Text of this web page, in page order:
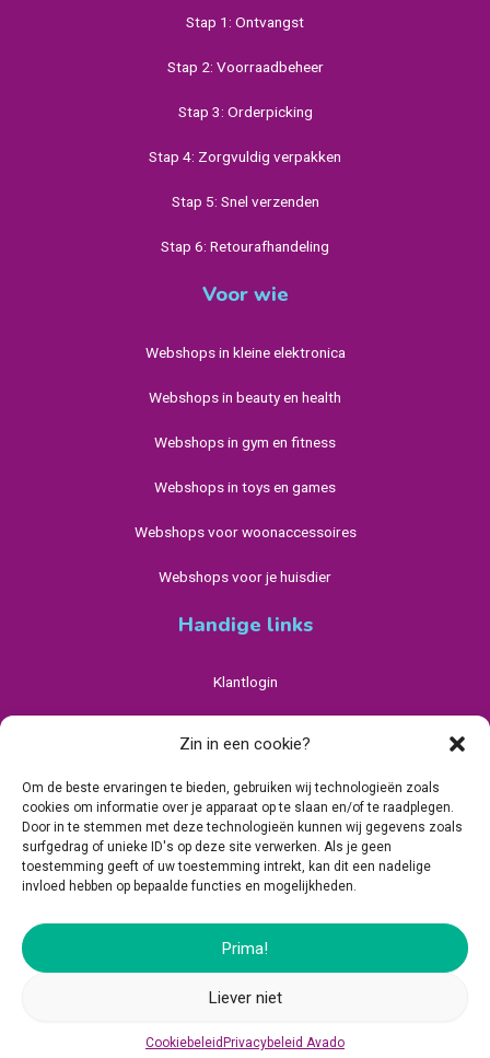
Zin in een cookie?
Om de beste ervaringen te bieden, gebruiken wij technologieën zoals
cookies om informatie over je apparaat op te slaan en/of te raadplegen.
Door in te stemmen met deze technologieën kunnen wij gegevens zoals
surfgedrag of unieke ID's op deze site verwerken. Als je geen
toestemming geeft of uw toestemming intrekt, kan dit een nadelige
invloed hebben op bepaalde functies en mogelijkheden.
Prima!
Liever niet
Cookiebeleid Privacybeleid Avado
Stap 1: Ontvangst
Stap 2: Voorraadbeheer
Stap 3: Orderpicking
Stap 4: Zorgvuldig verpakken
Stap 5: Snel verzenden
Stap 6: Retourafhandeling
Voor wie
Webshops in kleine elektronica
Webshops in beauty en health
Webshops in gym en fitness
Webshops in toys en games
Webshops voor woonaccessoires
Webshops voor je huisdier
Handige links
Klantlogin
Cookiebeleid (EU)
Hanzepoort 14, 7575 DA Oldenzaal, Nederland